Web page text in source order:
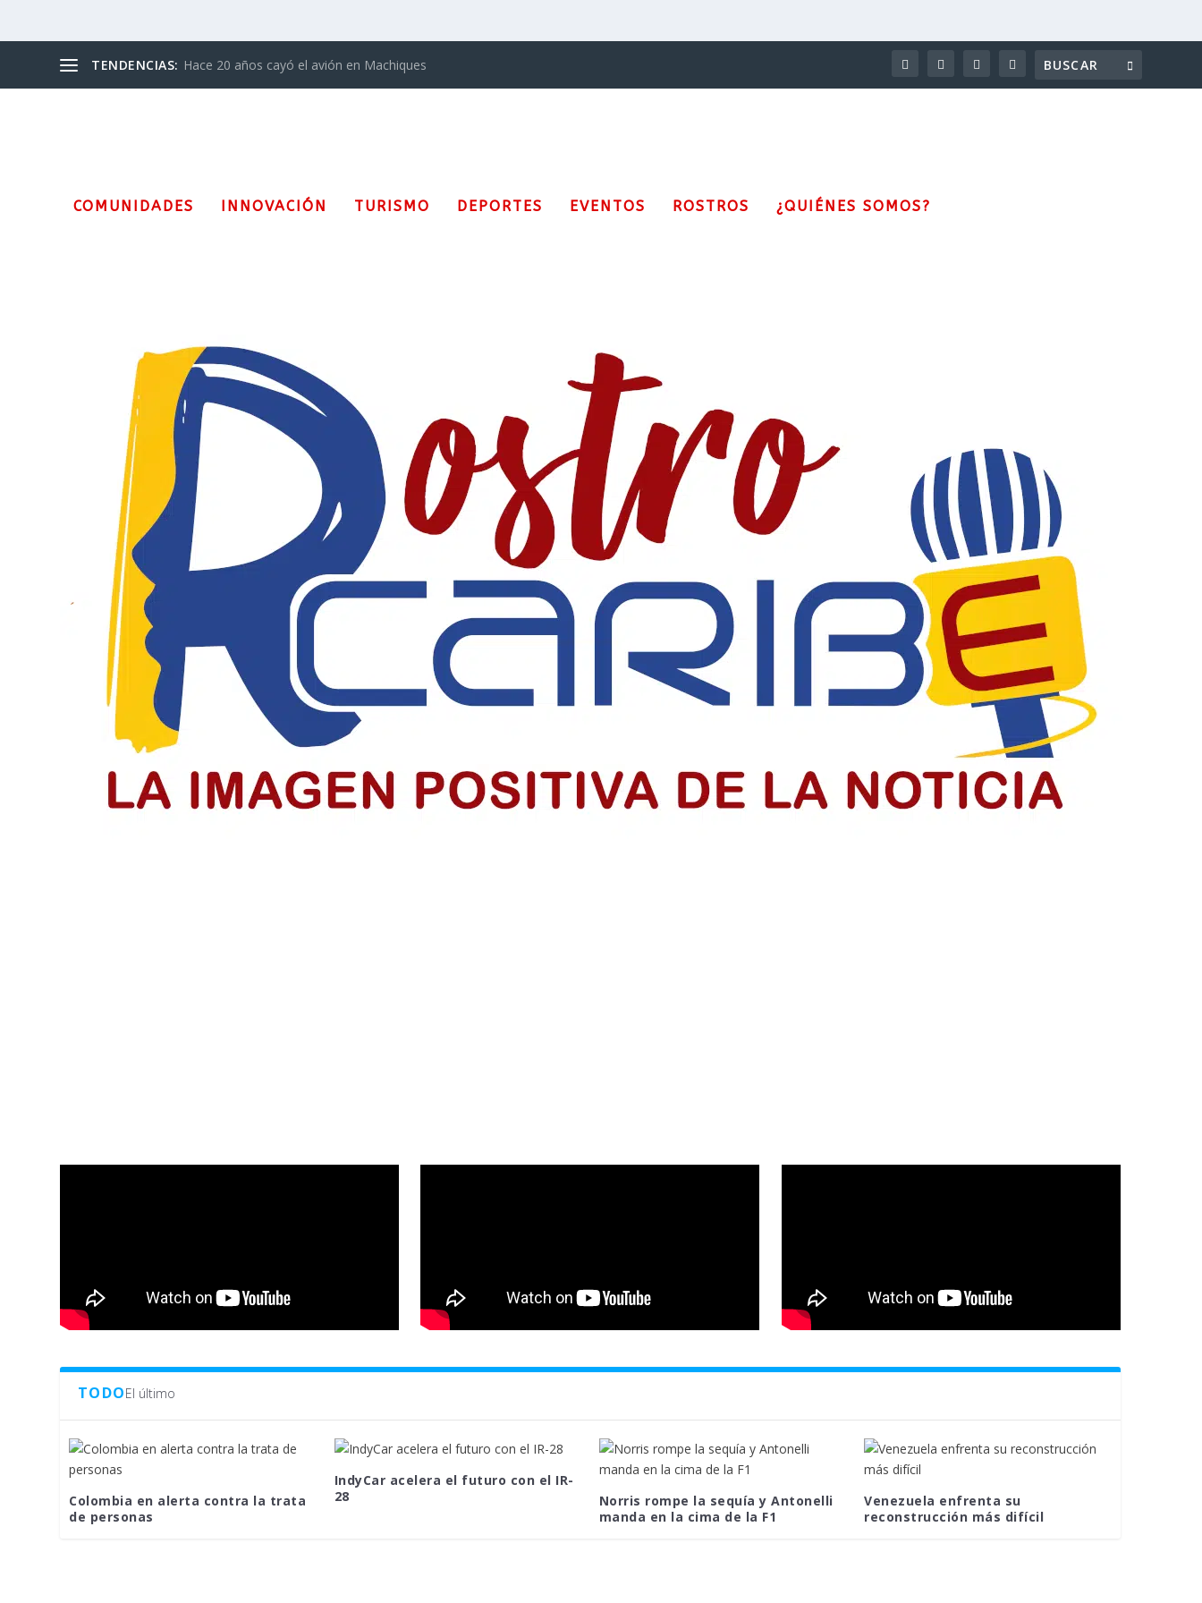
TENDENCIAS: Hace 20 años cayó el avión en Machiques
COMUNIDADES INNOVACIÓN TURISMO DEPORTES EVENTOS ROSTROS ¿QUIÉNES SOMOS?
El Día del Periodista y Comunicador SociaI en Colombia
El periodista y comunicador social en Colombia paga un precio alto por informar, pero su labor sigue sosteniendo la democracia y construyendo país
LEER MÁS
Jóvenes de Chiquinquirá cierran el ciclo sacramental del centenario
Jóvenes recibieron la confirmación en el cierre del ciclo sacramental del centenario de la Parroquia Chiquinquirá en Barranquilla
LEER MÁS
TODOEl último
Colombia en alerta contra la trata
de personas
IndyCar acelera el futuro con el IR-
28
Norris rompe la sequía y Antonelli
manda en la cima de la F1
Venezuela enfrenta su
reconstrucción más difícil